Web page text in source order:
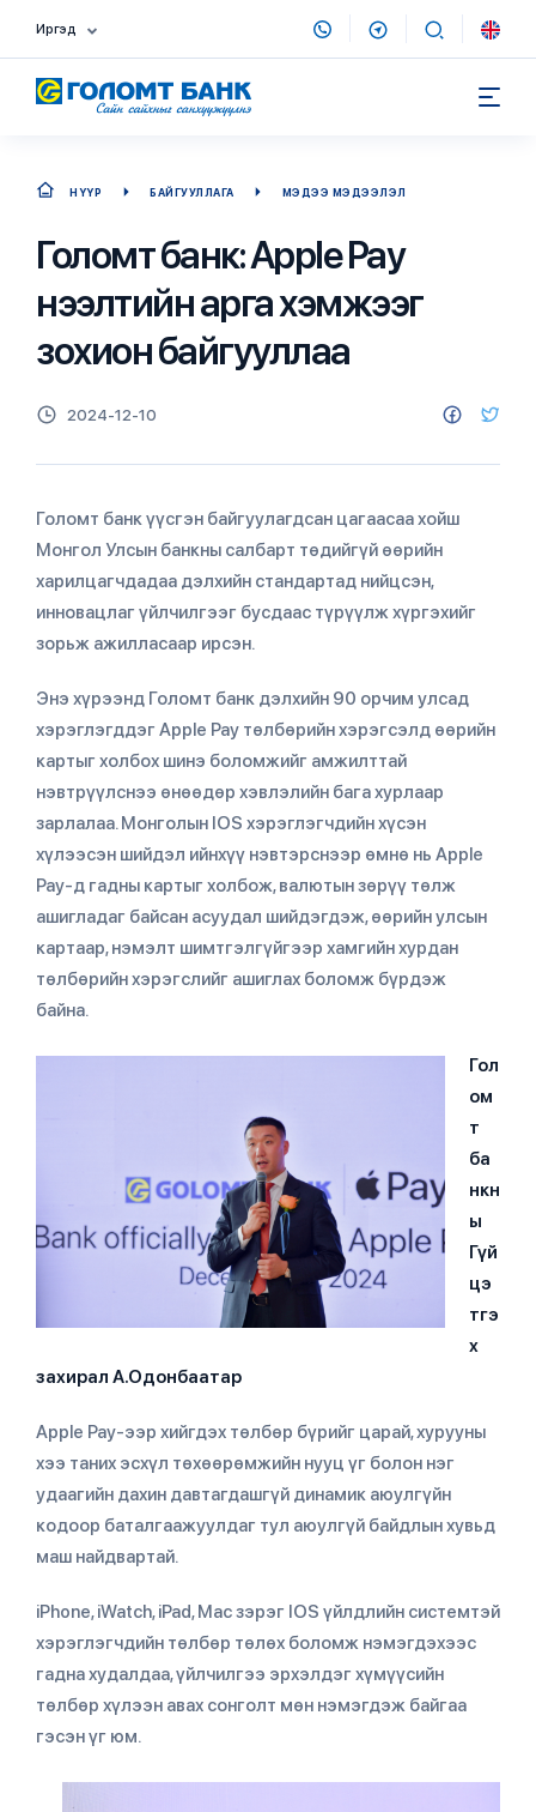
Иргэд
НҮҮР БАЙГУУЛЛАГА МЭДЭЭ МЭДЭЭЛЭЛ
Голомт банк: Apple Pay
нээлтийн арга хэмжээг
зохион байгууллаа
2024-12-10
Голомт банк үүсгэн байгуулагдсан цагаасаа хойш
Монгол Улсын банкны салбарт төдийгүй өөрийн
харилцагчдадаа дэлхийн стандартад нийцсэн,
инновацлаг үйлчилгээг бусдаас түрүүлж хүргэхийг
зорьж ажилласаар ирсэн.
Энэ хүрээнд Голомт банк дэлхийн 90 орчим улсад
хэрэглэгддэг Apple Pay төлбөрийн хэрэгсэлд өөрийн
картыг холбох шинэ боломжийг амжилттай
нэвтрүүлснээ өнөөдөр хэвлэлийн бага хурлаар
зарлалаа. Монголын IOS хэрэглэгчдийн хүсэн
хүлээсэн шийдэл ийнхүү нэвтэрснээр өмнө нь Apple
Pay-д гадны картыг холбож, валютын зөрүү төлж
ашигладаг байсан асуудал шийдэгдэж, өөрийн улсын
картаар, нэмэлт шимтгэлгүйгээр хамгийн хурдан
төлбөрийн хэрэгслийг ашиглах боломж бүрдэж
байна.
Гол
ом
т
ба
нкн
ы
Гүй
цэ
тгэ
х
захирал А.Одонбаатар
Apple Pay-ээр хийгдэх төлбөр бүрийг царай, хурууны
хээ таних эсхүл төхөөрөмжийн нууц үг болон нэг
удаагийн дахин давтагдашгүй динамик аюулгүйн
кодоор баталгаажуулдаг тул аюулгүй байдлын хувьд
маш найдвартай.
iPhone, iWatch, iPad, Mac зэрэг IOS үйлдлийн системтэй
хэрэглэгчдийн төлбөр төлөх боломж нэмэгдэхээс
гадна худалдаа, үйлчилгээ эрхэлдэг хүмүүсийн
төлбөр хүлээн авах сонголт мөн нэмэгдэж байгаа
гэсэн үг юм.